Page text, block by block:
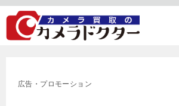
広告・プロモーション